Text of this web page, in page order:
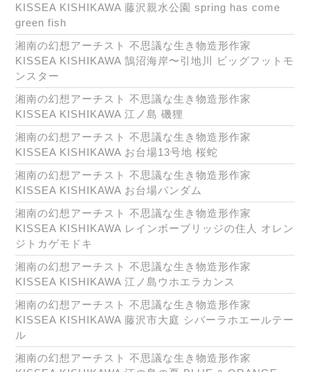
KISSEA KISHIKAWA 藤沢親水公園 spring has come
green fish
湘南の幻想アーチスト 不思議な生き物造形作家
KISSEA KISHIKAWA 鵠沼海岸〜引地川 ビッグフットモ
ンスター
湘南の幻想アーチスト 不思議な生き物造形作家
KISSEA KISHIKAWA 江ノ島 磯狸
湘南の幻想アーチスト 不思議な生き物造形作家
KISSEA KISHIKAWA お台場13号地 桜蛇
湘南の幻想アーチスト 不思議な生き物造形作家
KISSEA KISHIKAWA お台場パンダム
湘南の幻想アーチスト 不思議な生き物造形作家
KISSEA KISHIKAWA レインボーブリッジの住人 オレン
ジトカゲモドキ
湘南の幻想アーチスト 不思議な生き物造形作家
KISSEA KISHIKAWA 江ノ島ウホエラカンス
湘南の幻想アーチスト 不思議な生き物造形作家
KISSEA KISHIKAWA 藤沢市大庭 シバーラホエールテー
ル
湘南の幻想アーチスト 不思議な生き物造形作家